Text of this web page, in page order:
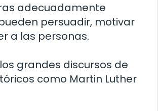
adecuadamente
persuadir, motivar
a las personas.
grandes discursos de
como Martin Luther